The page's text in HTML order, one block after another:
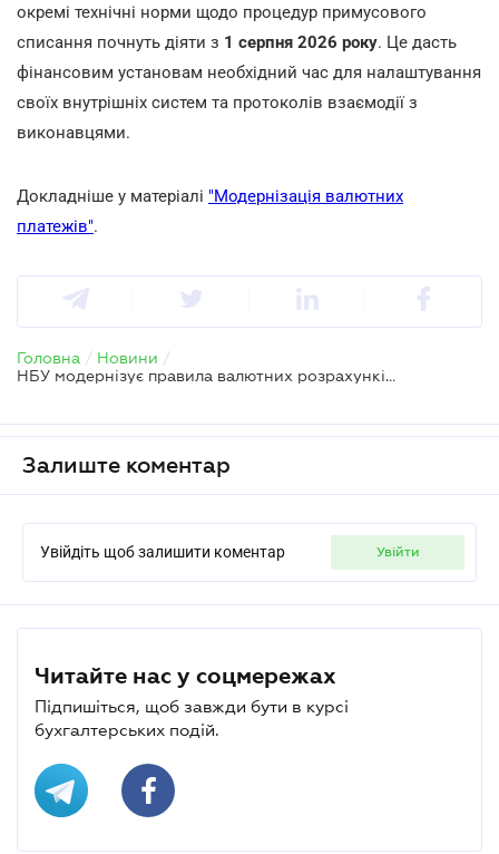
окремі технічні норми щодо процедур примусового
списання почнуть діяти з 1 серпня 2026 року. Це дасть
фінансовим установам необхідний час для налаштування
своїх внутрішніх систем та протоколів взаємодії з
виконавцями.
Докладніше у матеріалі "Модернізація валютних
платежів".
Головна / Новини /
НБУ модернізує правила валютних розрахунків та арешту коштів: що зміниться для клієнтів
Залиште коментар
Увійдіть щоб залишити коментар увійти
Читайте нас у соцмережах
Підпишіться, щоб завжди бути в курсі
бухгалтерських подій.